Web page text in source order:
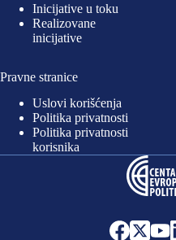
Inicijative u toku
Realizovane
inicijative
Pravne stranice
Uslovi korišćenja
Politika privatnosti
Politika privatnosti
korisnika